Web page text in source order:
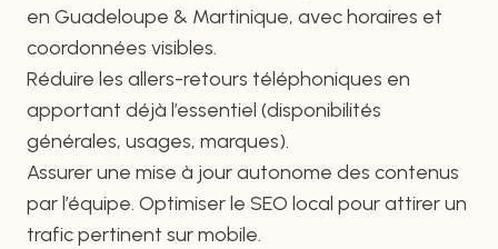
en Guadeloupe & Martinique, avec horaires et
coordonnées visibles.
Réduire les allers-retours téléphoniques en
apportant déjà l’essentiel (disponibilités
générales, usages, marques).
Assurer une mise à jour autonome des contenus
par l’équipe. Optimiser le SEO local pour attirer un
trafic pertinent sur mobile.